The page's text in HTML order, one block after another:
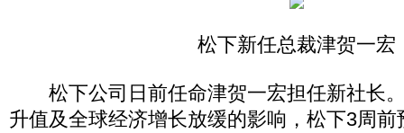
松下新任总裁津贺一宏
松下公司日前任命津贺一宏担任新社长
升值及全球经济增长放缓的影响，松下3周